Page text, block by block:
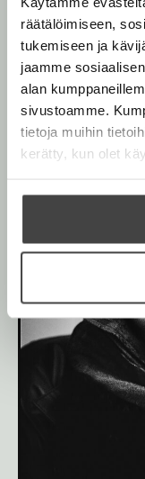
räätälöimiseen,
tukemiseen ja
jaamme
alan
sivustoamme.
tietoja muihin
kerätty, kun olet
i
l
e
h
t
e
e
n
g
d